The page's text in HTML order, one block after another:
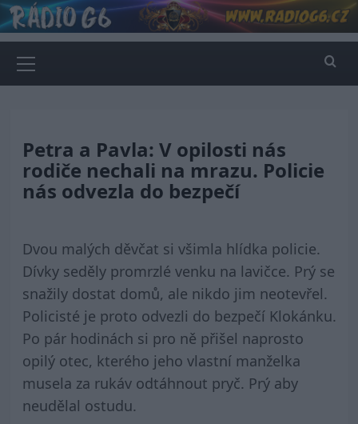
Skip
to
content
Menu
Petra a Pavla: V opilosti nás
rodiče nechali na mrazu. Policie
nás odvezla do bezpečí
Dvou malých děvčat si všimla hlídka policie.
Dívky seděly promrzlé venku na lavičce. Prý se
snažily dostat domů, ale nikdo jim neotevřel.
Policisté je proto odvezli do bezpečí Klokánku.
Po pár hodinách si pro ně přišel naprosto
opilý otec, kterého jeho vlastní manželka
musela za rukáv odtáhnout pryč. Prý aby
neudělal ostudu.